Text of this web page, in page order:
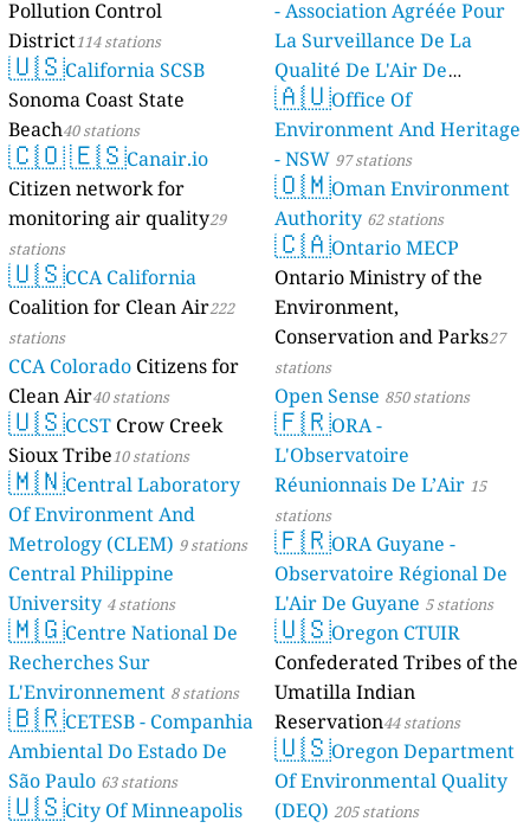
Pollution Control
District114 stations
🇺🇸California SCSB
Sonoma Coast State
Beach40 stations
🇨🇴🇪🇸Canair.io
Citizen network for
monitoring air quality29
stations
🇺🇸CCA California
Coalition for Clean Air222
stations
CCA Colorado Citizens for
Clean Air40 stations
🇺🇸CCST Crow Creek
Sioux Tribe10 stations
🇲🇳Central Laboratory
Of Environment And
Metrology (CLEM) 9 stations
Central Philippine
University 4 stations
🇲🇬Centre National De
Recherches Sur
L'Environnement 8 stations
🇧🇷CETESB - Companhia
Ambiental Do Estado De
São Paulo 63 stations
🇺🇸City Of Minneapolis
- Association Agréée Pour
La Surveillance De La
Qualité De L'Air De
Mayotte 4 stations
🇦🇺Office Of
Environment And Heritage
- NSW 97 stations
🇴🇲Oman Environment
Authority 62 stations
🇨🇦Ontario MECP
Ontario Ministry of the
Environment,
Conservation and Parks27
stations
Open Sense 850 stations
🇫🇷ORA -
L'Observatoire
Réunionnais De L’Air 15
stations
🇫🇷ORA Guyane -
Observatoire Régional De
L'Air De Guyane 5 stations
🇺🇸Oregon CTUIR
Confederated Tribes of the
Umatilla Indian
Reservation44 stations
🇺🇸Oregon Department
Of Environmental Quality
(DEQ) 205 stations